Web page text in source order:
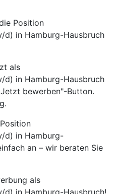
Position
d) in Hamburg-Hausbruch
als
d) in Hamburg-Hausbruch
bewerben"-Button.
d) in Hamburg-
an – wir beraten Sie
als
d) in Hamburg-Hausbruch!